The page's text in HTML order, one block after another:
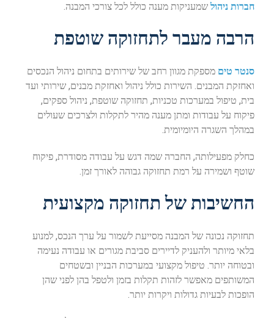
חברות ניהול שמעניקות מענה כולל לכל צורכי המבנה.
הרבה מעבר לתחזוקה שוטפת
סנטר טים מספקת מגוון רחב של שירותים בתחום ניהול הנכסים
ואחזקת המבנים. השירות כולל ניהול ואחזקת מבנים, שירותי ועד
בית, טיפול במערכות טכניות, תחזוקה שוטפת, ניהול ספקים,
פיקוח על עבודות ומתן מענה מהיר לתקלות ולצרכים שעולים
במהלך השגרה היומיומית.
כחלק מפעילותה, החברה שמה דגש על עבודה מסודרת, פיקוח
שוטף ושמירה על רמת תחזוקה גבוהה לאורך זמן.
החשיבות של תחזוקה מקצועית
תחזוקה נכונה של המבנה מסייעת לשמור על ערך הנכס, למנוע
בלאי מיותר ולהעניק לדיירים סביבת מגורים או עבודה נעימה
ובטוחה יותר. טיפול מקצועי במערכות הבניין ובשטחים
המשותפים מאפשר לזהות תקלות בזמן ולטפל בהן לפני שהן
הופכות לבעיות גדולות ויקרות יותר.